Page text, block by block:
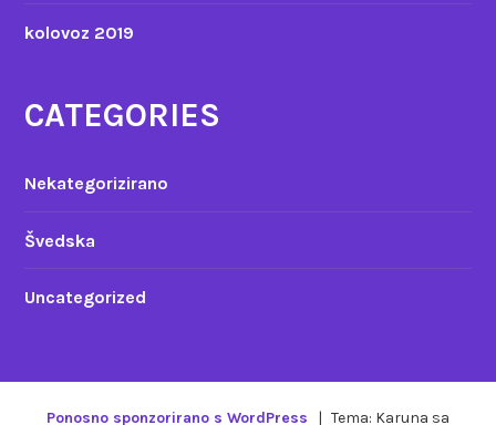
kolovoz 2019
CATEGORIES
Nekategorizirano
Švedska
Uncategorized
Ponosno sponzorirano s WordPress Tema: Karuna sa